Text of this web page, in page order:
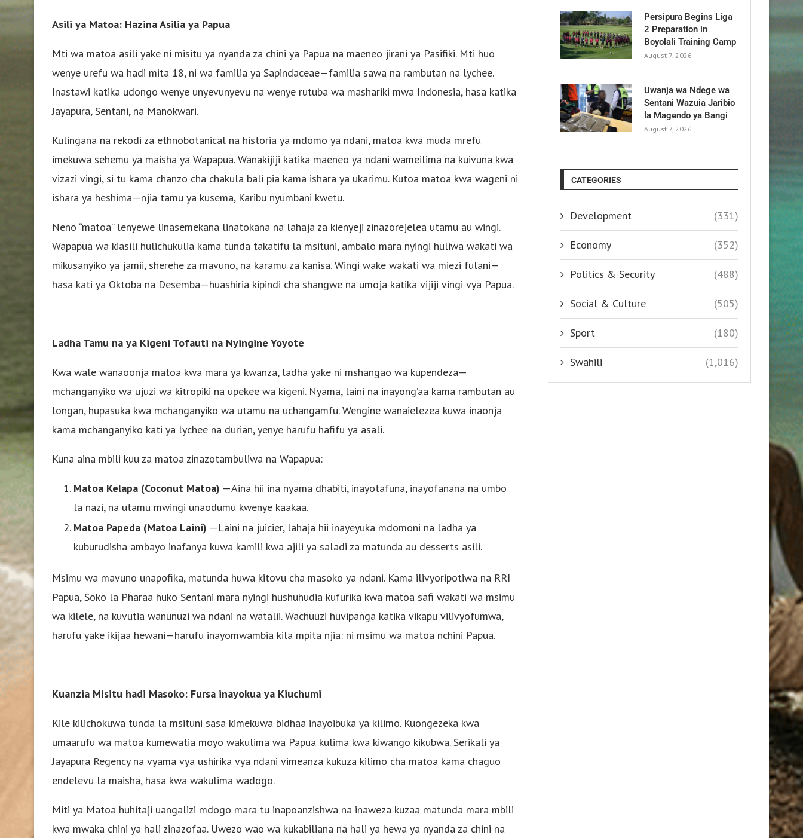
Asili ya Matoa: Hazina Asilia ya Papua
Mti wa matoa asili yake ni misitu ya nyanda za chini ya Papua na maeneo jirani ya Pasifiki. Mti huo
wenye urefu wa hadi mita 18, ni wa familia ya Sapindaceae—familia sawa na rambutan na lychee.
Inastawi katika udongo wenye unyevunyevu na wenye rutuba wa mashariki mwa Indonesia, hasa katika
Jayapura, Sentani, na Manokwari.
Kulingana na rekodi za ethnobotanical na historia ya mdomo ya ndani, matoa kwa muda mrefu
imekuwa sehemu ya maisha ya Wapapua. Wanakijiji katika maeneo ya ndani wameilima na kuivuna kwa
vizazi vingi, si tu kama chanzo cha chakula bali pia kama ishara ya ukarimu. Kutoa matoa kwa wageni ni
ishara ya heshima—njia tamu ya kusema, Karibu nyumbani kwetu.
Neno “matoa” lenyewe linasemekana linatokana na lahaja za kienyeji zinazorejelea utamu au wingi.
Wapapua wa kiasili hulichukulia kama tunda takatifu la msituni, ambalo mara nyingi huliwa wakati wa
mikusanyiko ya jamii, sherehe za mavuno, na karamu za kanisa. Wingi wake wakati wa miezi fulani—
hasa kati ya Oktoba na Desemba—huashiria kipindi cha shangwe na umoja katika vijiji vingi vya Papua.
Ladha Tamu na ya Kigeni Tofauti na Nyingine Yoyote
Kwa wale wanaoonja matoa kwa mara ya kwanza, ladha yake ni mshangao wa kupendeza—
mchanganyiko wa ujuzi wa kitropiki na upekee wa kigeni. Nyama, laini na inayong’aa kama rambutan au
longan, hupasuka kwa mchanganyiko wa utamu na uchangamfu. Wengine wanaielezea kuwa inaonja
kama mchanganyiko kati ya lychee na durian, yenye harufu hafifu ya asali.
Kuna aina mbili kuu za matoa zinazotambuliwa na Wapapua:
Matoa Kelapa (Coconut Matoa) —Aina hii ina nyama dhabiti, inayotafuna, inayofanana na umbo
la nazi, na utamu mwingi unaodumu kwenye kaakaa.
Matoa Papeda (Matoa Laini) —Laini na juicier, lahaja hii inayeyuka mdomoni na ladha ya
kuburudisha ambayo inafanya kuwa kamili kwa ajili ya saladi za matunda au desserts asili.
Msimu wa mavuno unapofika, matunda huwa kitovu cha masoko ya ndani. Kama ilivyoripotiwa na RRI
Papua, Soko la Pharaa huko Sentani mara nyingi hushuhudia kufurika kwa matoa safi wakati wa msimu
wa kilele, na kuvutia wanunuzi wa ndani na watalii. Wachuuzi huvipanga katika vikapu vilivyofumwa,
harufu yake ikijaa hewani—harufu inayomwambia kila mpita njia: ni msimu wa matoa nchini Papua.
Kuanzia Misitu hadi Masoko: Fursa inayokua ya Kiuchumi
Kile kilichokuwa tunda la msituni sasa kimekuwa bidhaa inayoibuka ya kilimo. Kuongezeka kwa
umaarufu wa matoa kumewatia moyo wakulima wa Papua kulima kwa kiwango kikubwa. Serikali ya
Jayapura Regency na vyama vya ushirika vya ndani vimeanza kukuza kilimo cha matoa kama chaguo
endelevu la maisha, hasa kwa wakulima wadogo.
Miti ya Matoa huhitaji uangalizi mdogo mara tu inapoanzishwa na inaweza kuzaa matunda mara mbili
kwa mwaka chini ya hali zinazofaa. Uwezo wao wa kukabiliana na hali ya hewa ya nyanda za chini na
Persipura Begins Liga
2 Preparation in
Boyolali Training Camp
August 7, 2026
Uwanja wa Ndege wa
Sentani Wazuia Jaribio
la Magendo ya Bangi
August 7, 2026
CATEGORIES
Development (331)
Economy (352)
Politics & Security (488)
Social & Culture (505)
Sport (180)
Swahili (1,016)